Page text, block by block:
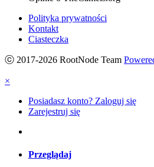
Polityka prywatności
Kontakt
Ciasteczka
ⓒ 2017-2026 RootNode Team
×
Posiadasz konto? Zaloguj się
Zarejestruj się
Przeglądaj